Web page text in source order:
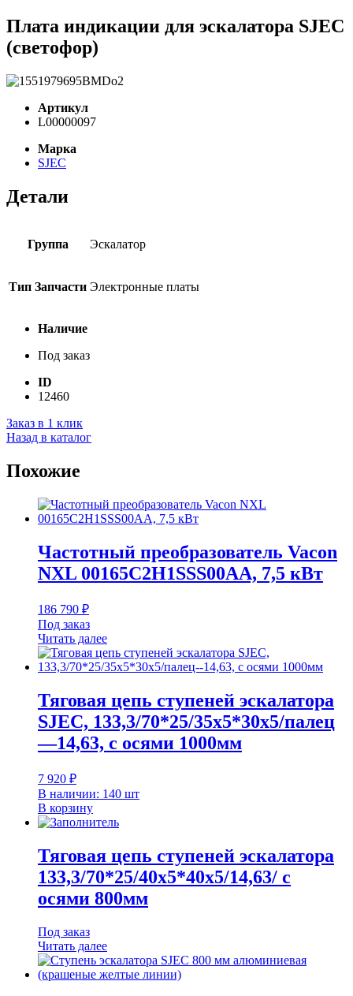
Плата индикации для эскалатора SJEC
(светофор)
Артикул
L00000097
Марка
SJEC
Детали
Группа Эскалатор
Тип Запчасти Электронные платы
Наличие
Под заказ
ID
12460
Заказ в 1 клик
Назад в каталог
Похожие
Частотный преобразователь Vacon
NXL 00165C2H1SSS00AA, 7,5 кВт
186 790 ₽
Под заказ
Читать далее
Тяговая цепь ступеней эскалатора
SJEC, 133,3/70*25/35х5*30х5/палец
—14,63, с осями 1000мм
7 920 ₽
В наличии: 140 шт
В корзину
Тяговая цепь ступеней эскалатора
133,3/70*25/40х5*40х5/14,63/ с
осями 800мм
Под заказ
Читать далее